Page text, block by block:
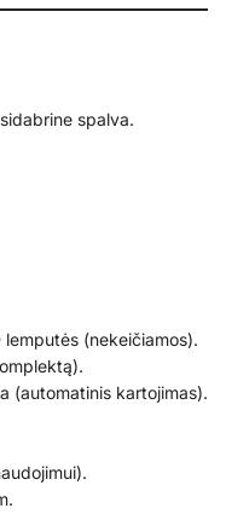
spalva.
(nekeičiamos).
(automatinis kartojimas).